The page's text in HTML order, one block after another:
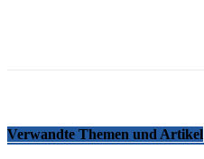
Verwandte Themen und Artikel